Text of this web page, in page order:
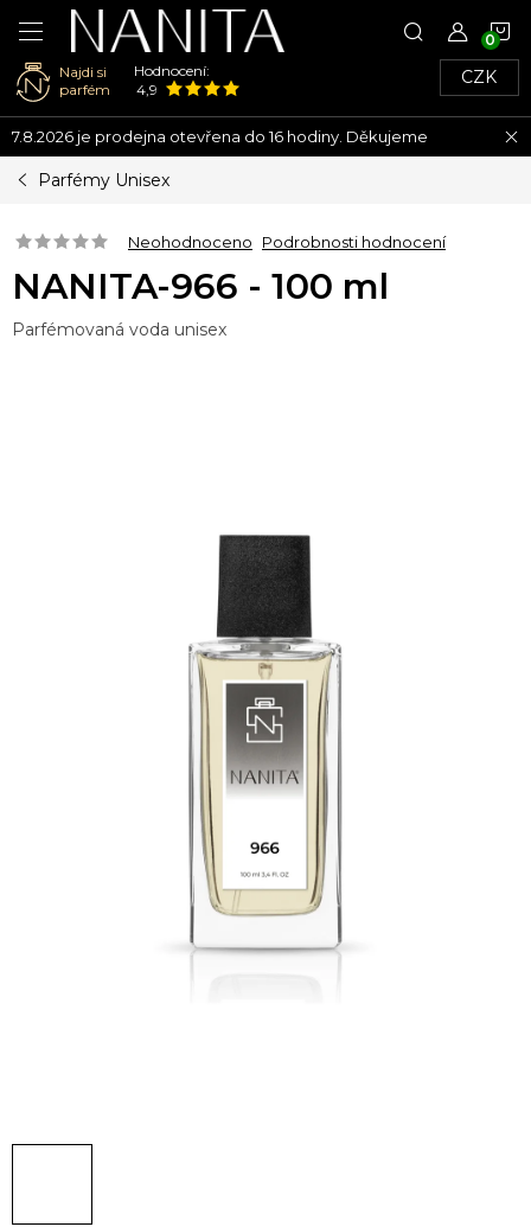
Přejít
na
obsah
Najdi si
parfém
Hodnocení:
4,9
CZK
7.8.2026 je prodejna otevřena do 16 hodiny. Děkujeme
Parfémy Unisex
Neohodnoceno Podrobnosti hodnocení
NANITA-966 - 100 ml
Parfémovaná voda unisex